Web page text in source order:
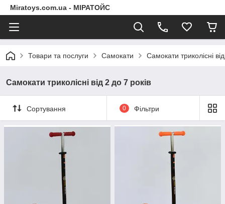
Miratoys.com.ua - МІРАТОЙС
Товари та послуги Самокати Самокати триколісні
Самокати триколісні від 2 до 7 років
Сортування 0 Фільтри